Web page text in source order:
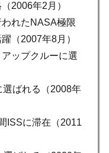
2006年2月）
われたNASA極限
（2007年8月）
ップクルーに選
選ばれる（2008年
ISSに滞在（2011